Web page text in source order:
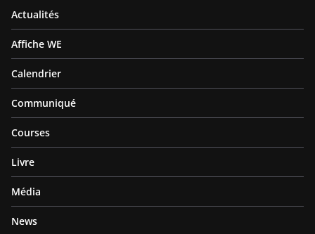
Actualités
Affiche WE
Calendrier
Communiqué
Courses
Livre
Média
News